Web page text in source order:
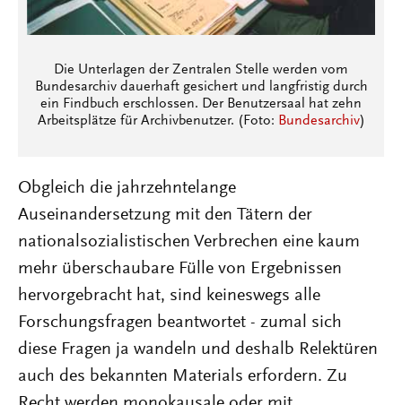
Die Unterlagen der Zentralen Stelle werden vom
Bundesarchiv dauerhaft gesichert und langfristig durch
ein Findbuch erschlossen. Der Benutzersaal hat zehn
Arbeitsplätze für Archivbenutzer. (Foto: Bundesarchiv)
Obgleich die jahrzehntelange
Auseinandersetzung mit den Tätern der
nationalsozialistischen Verbrechen eine kaum
mehr überschaubare Fülle von Ergebnissen
hervorgebracht hat, sind keineswegs alle
Forschungsfragen beantwortet - zumal sich
diese Fragen ja wandeln und deshalb Relektüren
auch des bekannten Materials erfordern. Zu